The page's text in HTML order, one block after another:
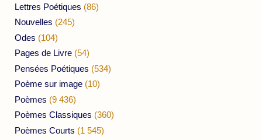
Lettres Poétiques (86)
Nouvelles (245)
Odes (104)
Pages de Livre (54)
Pensées Poétiques (534)
Poème sur image (10)
Poèmes (9 436)
Poèmes Classiques (360)
Poèmes Courts (1 545)